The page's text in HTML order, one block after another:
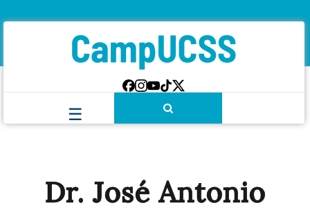
Dr. José Antonio